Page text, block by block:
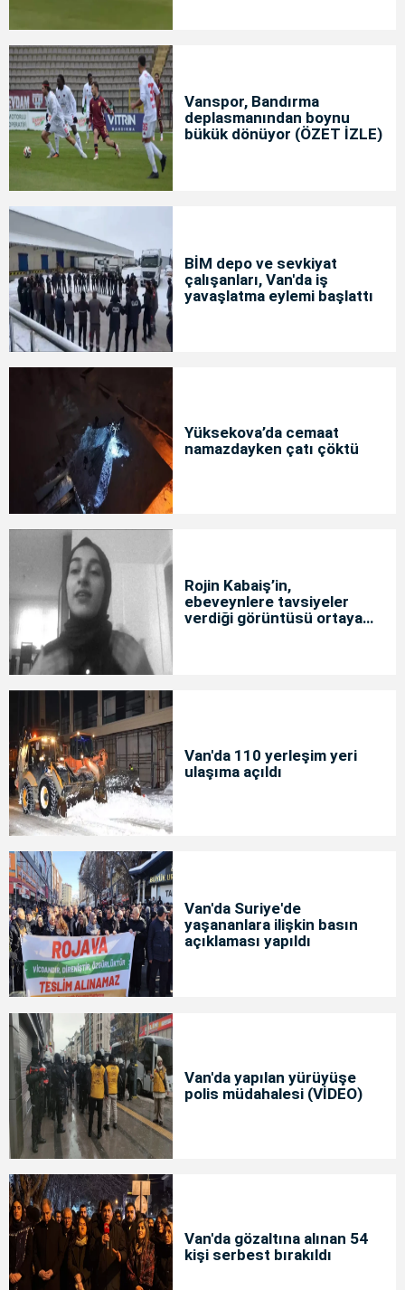
Vanspor, Bandırma
deplasmanından boynu
bükük dönüyor (ÖZET İZLE)
BİM depo ve sevkiyat
çalışanları, Van'da iş
yavaşlatma eylemi başlattı
Yüksekova’da cemaat
namazdayken çatı çöktü
Rojin Kabaiş’in,
ebeveynlere tavsiyeler
verdiği görüntüsü ortaya
Van'da 110 yerleşim yeri
ulaşıma açıldı
Van'da Suriye'de
yaşananlara ilişkin basın
açıklaması yapıldı
Van'da yapılan yürüyüşe
polis müdahalesi (VİDEO)
Van'da gözaltına alınan 54
kişi serbest bırakıldı